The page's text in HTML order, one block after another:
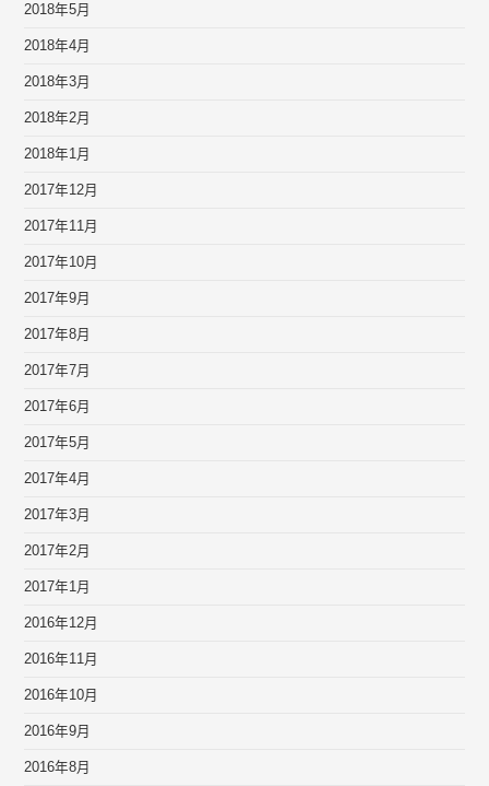
2018年5月
2018年4月
2018年3月
2018年2月
2018年1月
2017年12月
2017年11月
2017年10月
2017年9月
2017年8月
2017年7月
2017年6月
2017年5月
2017年4月
2017年3月
2017年2月
2017年1月
2016年12月
2016年11月
2016年10月
2016年9月
2016年8月